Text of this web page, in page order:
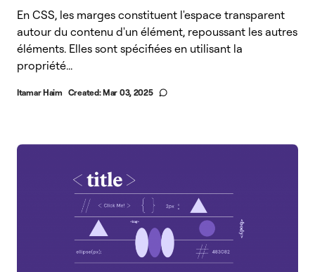
En CSS, les marges constituent l'espace transparent
autour du contenu d'un élément, repoussant les autres
éléments. Elles sont spécifiées en utilisant la
propriété...
Itamar Haim Created:Mar 03, 2025